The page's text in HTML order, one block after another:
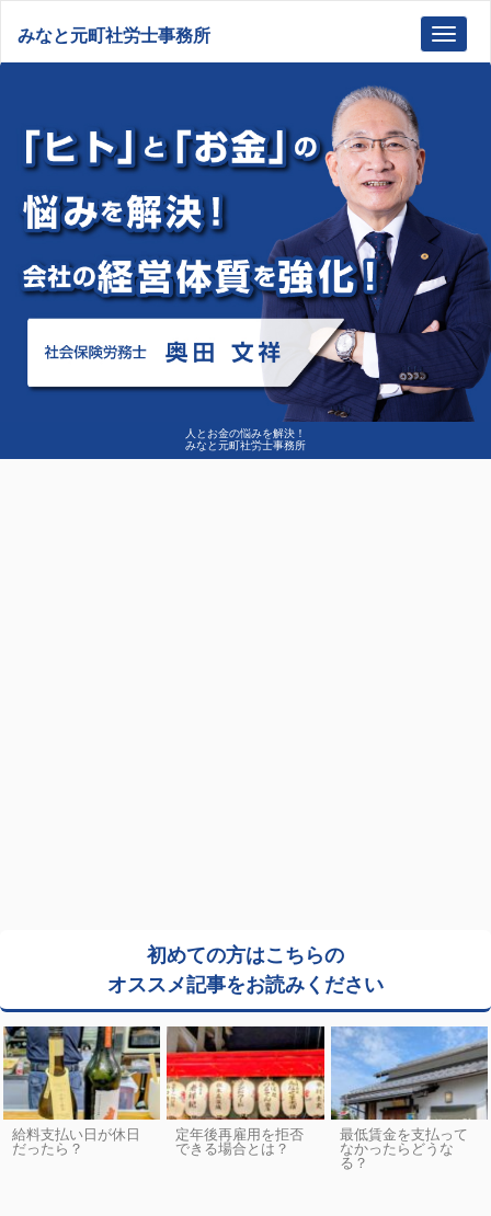
人とお金の悩みを解決！
みなと元町社労士事務所
みなと元町社労士事務所
初めての方はこちらの
オススメ記事をお読みください
給料支払い日が休日
だったら？
定年後再雇用を拒否
できる場合とは？
最低賃金を支払って
なかったらどうな
る？